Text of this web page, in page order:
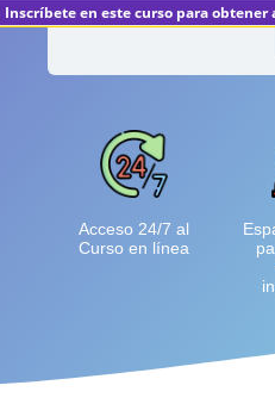
Inscríbete en este curso para obtener
Acceso 24/7 al
Curso en línea